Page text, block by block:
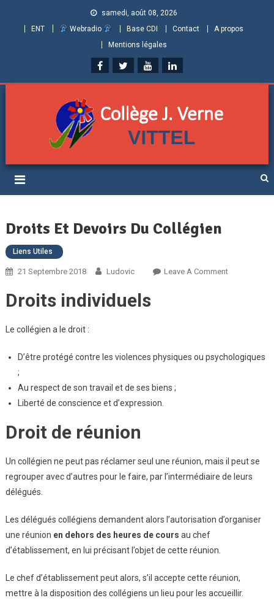
samedi, août 08, 2026
ENT
Webradio Base CDI Contact
A propos
Mentions légales
Collège Jules Verne de
Vittel (Vosges)
Droits Et Devoirs Du Collégien
Liens Utiles
21 Septembre 2018 Ludovic Leave A CommentOn
Droits individuels
Le collégien a le droit :
D’être protégé contre les violences physiques ou psychologiques
;
Au respect de son travail et de ses biens ;
Liberté de conscience et d’expression.
Droit de réunion
Un collégien ne peut pas réclamer seul une réunion, mais il peut se
regrouper avec d’autres pour le faire, par l’intermédiaire de leurs
délégués.
Les délégués collégiens demandent alors l’autorisation d’organiser
une réunion en dehors des heures de cours au chef
d’établissement, en lui précisant l’objet de cette réunion.
Le chef d’établissement peut alors, s’il accepte cette réunion,
mettre à la disposition des collégiens un lieu pour les accueillir.